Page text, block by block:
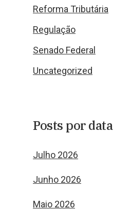
Reforma Tributária
Regulação
Senado Federal
Uncategorized
Posts por data
Julho 2026
Junho 2026
Maio 2026